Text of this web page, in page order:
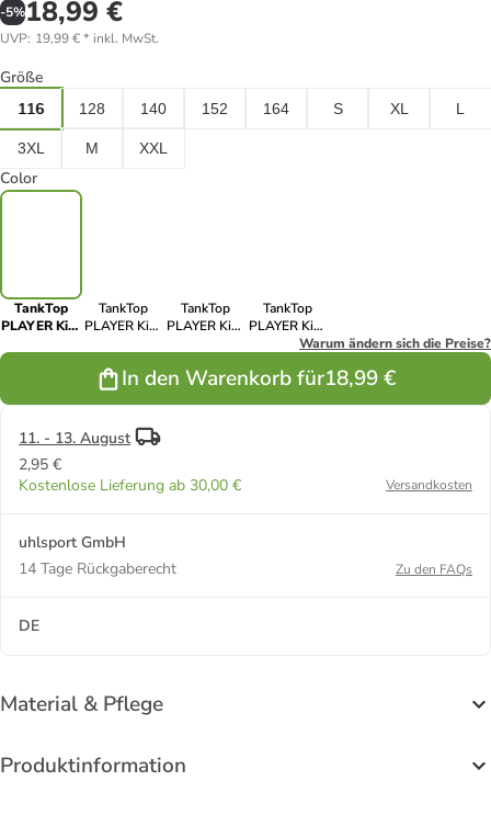
-5%18,99 €
UVP: 19,99 €* inkl. MwSt.
Größe
116 128 140 152 164 S XL L
3XL M XXL
Color
TankTop
PLAYER Kids
TankTop
PLAYER Kids
TankTop
PLAYER Kids
TankTop
PLAYER Kids
Warum ändern sich die Preise?
In den Warenkorb für18,99 €
11. - 13. August
2,95 €
Kostenlose Lieferung ab 30,00 €
Versandkosten
uhlsport GmbH
14 Tage Rückgaberecht
Zu den FAQs
DE
Material & Pflege
Produktinformation